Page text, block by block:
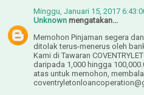
Minggu, Januari 15, 2017
Unknown mengatakan...
Memohon Pinjaman segera
ditolak terus-menerus oleh
Kami di Tawaran
daripada 1,000 hingga
atas untuk memohon,